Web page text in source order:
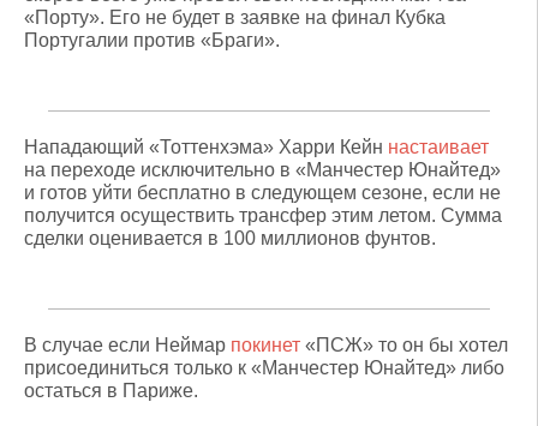
«Порту». Его не будет в заявке на финал Кубка
Португалии против «Браги».
Нападающий «Тоттенхэма» Харри Кейн настаивает
на переходе исключительно в «Манчестер Юнайтед»
и готов уйти бесплатно в следующем сезоне, если не
получится осуществить трансфер этим летом. Сумма
сделки оценивается в 100 миллионов фунтов.
В случае если Неймар покинет «ПСЖ» то он бы хотел
присоединиться только к «Манчестер Юнайтед» либо
остаться в Париже.